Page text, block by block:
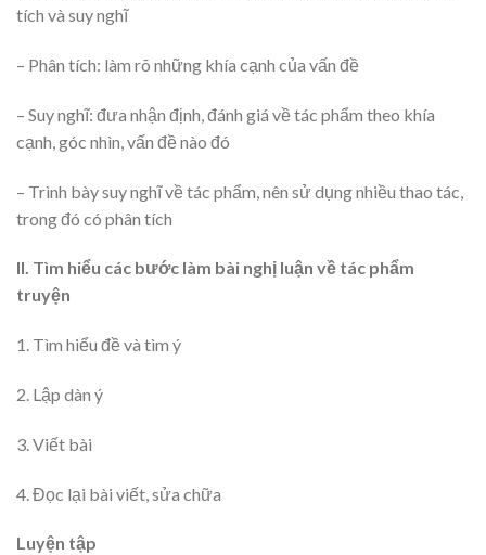
tích và suy nghĩ
– Phân tích: làm rõ những khía cạnh của vấn đề
– Suy nghĩ: đưa nhận định, đánh giá về tác phẩm theo khía
cạnh, góc nhìn, vấn đề nào đó
– Trình bày suy nghĩ về tác phẩm, nên sử dụng nhiều thao tác,
trong đó có phân tích
II. Tìm hiểu các bước làm bài nghị luận về tác phẩm
truyện
1. Tìm hiểu đề và tìm ý
2. Lập dàn ý
3. Viết bài
4. Đọc lại bài viết, sửa chữa
Luyện tập